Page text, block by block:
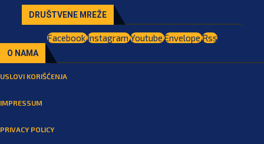
DRUŠTVENE MREŽE
FacebookInstagramYoutubeEnvelopeRss
O NAMA
USLOVI KORIŠĆENJA
IMPRESSUM
PRIVACY POLICY